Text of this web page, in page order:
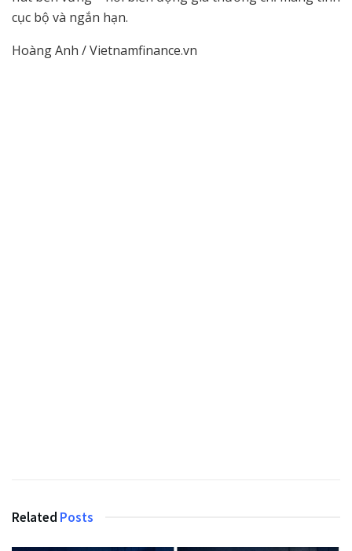
cục bộ và ngắn hạn.
Hoàng Anh / Vietnamfinance.vn
Related Posts